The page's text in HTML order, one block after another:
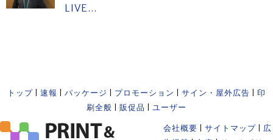
LIVE...
トップ 速報 パッケージ プロモーション サイン・屋外広告
印
刷全般
販促品 ユーザー
会社概要 サイトマップ
広